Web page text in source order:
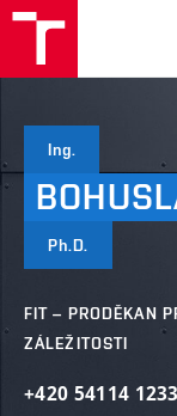
Ing.
Ph.D.
FIT – PRODĚKAN
ZÁLEŽITOSTI
+420 54114 1233